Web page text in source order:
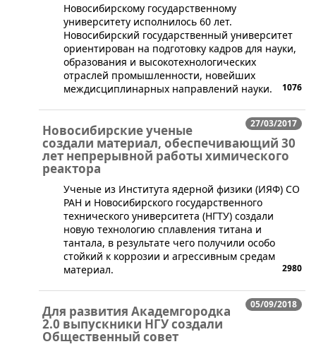
​Новосибирскому государственному
университету исполнилось 60 лет.
Новосибирский государственный университет
ориентирован на подготовку кадров для науки,
образования и высокотехнологических
отраслей промышленности, новейших
междисциплинарных направлений науки.
1076
27/03/2017
Новосибирские ученые
создали материал, обеспечивающий 30
лет непрерывной работы химического
реактора
Ученые из Института ядерной физики (ИЯФ) СО
РАН и Новосибирского государственного
технического университета (НГТУ) создали
новую технологию сплавления титана и
тантала, в результате чего получили особо
стойкий к коррозии и агрессивным средам
материал.
2980
05/09/2018
Для развития Академгородка
2.0 выпускники НГУ создали
Общественный совет